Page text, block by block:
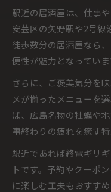
駅近の居酒屋は、仕事
安芸区の矢野駅や2号線
徒歩数分の居酒屋なら
便性が魅力となっていま
さらに、ご褒美気分を
メが揃ったメニューを
ば、広島名物の牡蠣や
事終わりの疲れを癒す
駅近であれば終電ギリ
トです。予約やクーポ
に楽しむ工夫もおすすめ